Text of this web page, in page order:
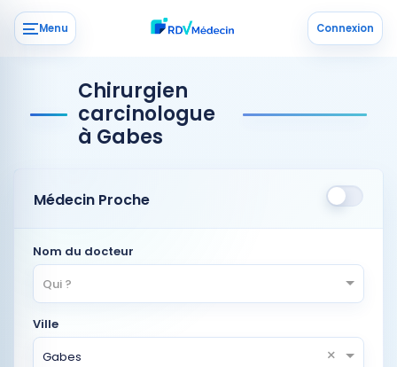
Menu Connexion
Chirurgien
carcinologue
à Gabes
Médecin Proche
Nom du docteur
Qui ?
Ville
Gabes
×